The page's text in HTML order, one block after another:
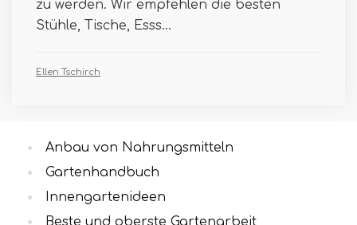
zu werden. Wir empfehlen die besten
Stühle, Tische, Esss...
Ellen Tschirch
Anbau von Nahrungsmitteln
Gartenhandbuch
Innengartenideen
Beste und oberste Gartenarbeit